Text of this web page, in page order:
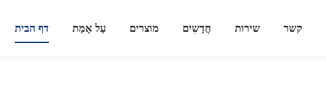
דף הבית עַל אָמַת מוצרים חֲדָשִים שירות קשר